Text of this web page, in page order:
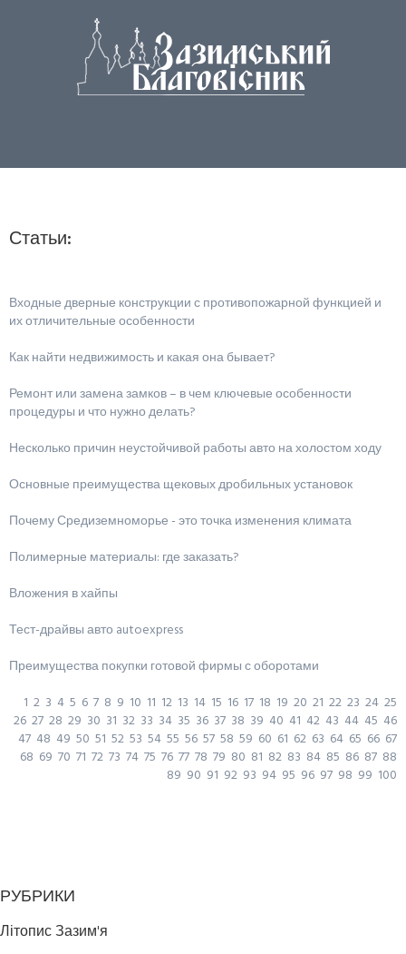
Статьи:
Входные дверные конструкции с противопожарной функцией и
их отличительные особенности
Как найти недвижимость и какая она бывает?
Ремонт или замена замков – в чем ключевые особенности
процедуры и что нужно делать?
Несколько причин неустойчивой работы авто на холостом ходу
Основные преимущества щековых дробильных установок
Почему Средиземноморье - это точка изменения климата
Полимерные материалы: где заказать?
Вложения в хайпы
Тест-драйвы авто autoexpress
Преимущества покупки готовой фирмы с оборотами
1 2 3 4 5 6 7 8 9 10 11 12 13 14 15 16 17 18 19 20 21 22 23 24 25
26 27 28 29 30 31 32 33 34 35 36 37 38 39 40 41 42 43 44 45 46
47 48 49 50 51 52 53 54 55 56 57 58 59 60 61 62 63 64 65 66 67
68 69 70 71 72 73 74 75 76 77 78 79 80 81 82 83 84 85 86 87 88
89 90 91 92 93 94 95 96 97 98 99 100
РУБРИКИ
Літопис Зазим'я